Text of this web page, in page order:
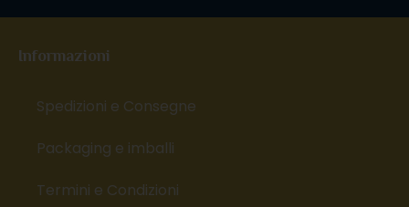
Informazioni
Spedizioni e Consegne
Packaging e imballi
Termini e Condizioni